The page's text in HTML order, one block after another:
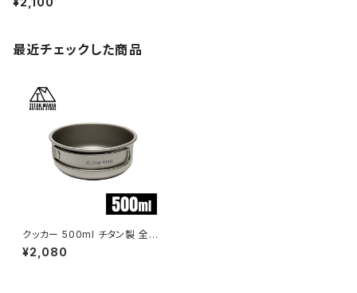
最近チェックした商品
クッカー 500ml チタン製 全て
のサイズが綺麗にスタッキング
出来る 軽量 頑丈 直火 コンパク
¥2,080